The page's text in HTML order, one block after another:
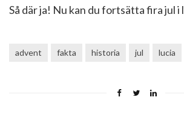
Så där ja! Nu kan du fortsätta fira jul i
advent fakta historia jul lucia